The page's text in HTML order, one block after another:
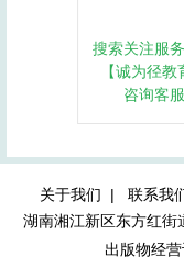
搜索关注服务
【诚为径教
咨询客服
关于我们 | 联系我
湖南湘江新区东方红
出版物经